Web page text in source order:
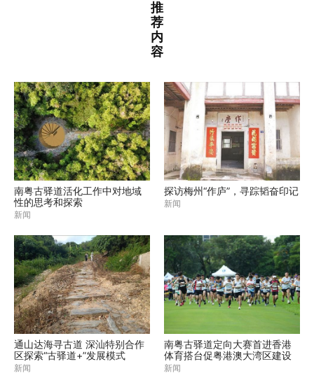
推
荐
内
容
南粤古驿道活化工作中对地域
性的思考和探索
新闻
探访梅州“作庐”，寻踪韬奋印记
新闻
通山达海寻古道 深汕特别合作
区探索“古驿道+”发展模式
新闻
南粤古驿道定向大赛首进香港
体育搭台促粤港澳大湾区建设
新闻